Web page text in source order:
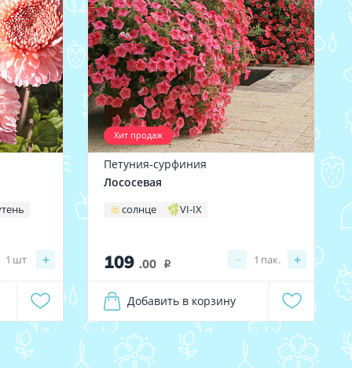
+
1 шт
Хит продаж
Петуния-сурфиния
Лососевая
солнце VI-IX
109 .00 i − +
1 пак.
Добавить в корзину